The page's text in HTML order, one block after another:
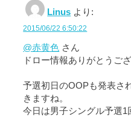
Linus より:
2015/06/22 6:50:22
@赤黄色 さん
ドロー情報ありがとうご
予選初日のOOPも発表さ
きますね。
今日は男子シングル予選1